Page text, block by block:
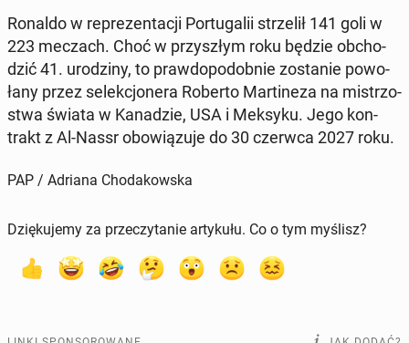
Ronaldo w re­pre­zen­ta­cji Por­tu­ga­lii strze­lił 141 goli w
223 meczach. Choć w przy­szłym roku będzie ob­cho­
dzić 41. uro­dzi­ny, to praw­do­po­dob­nie zo­sta­nie po­wo­
ła­ny przez se­lek­cjo­ne­ra Roberto Mar­ti­ne­za na mi­strzo­
stwa świata w Ka­na­dzie, USA i Meksyku. Jego kon­
trakt z Al-Nassr obo­wią­zu­je do 30 czerwca 2027 roku.
PAP / Adriana Chodakowska
Dziękujemy za przeczytanie artykułu. Co o tym myślisz?